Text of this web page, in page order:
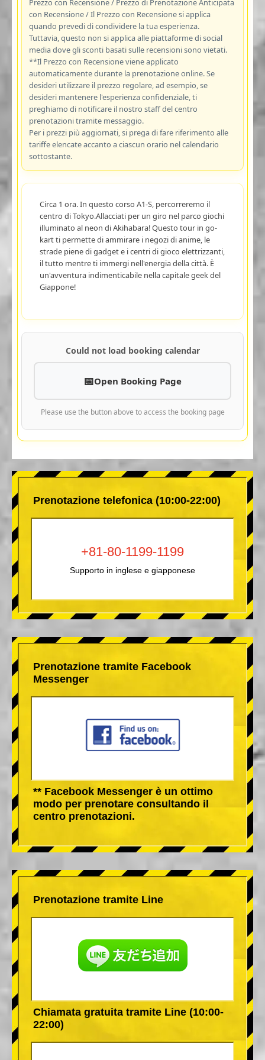
Prezzo con Recensione / Prezzo di Prenotazione Anticipata
con Recensione / Il Prezzo con Recensione si applica
quando prevedi di condividere la tua esperienza.
Tuttavia, questo non si applica alle piattaforme di social
media dove gli sconti basati sulle recensioni sono vietati.
**Il Prezzo con Recensione viene applicato
automaticamente durante la prenotazione online. Se
desideri utilizzare il prezzo regolare, ad esempio, se
desideri mantenere l'esperienza confidenziale, ti
preghiamo di notificare il nostro staff del centro
prenotazioni tramite messaggio.
Per i prezzi più aggiornati, si prega di fare riferimento alle
tariffe elencate accanto a ciascun orario nel calendario
sottostante.
Circa 1 ora. In questo corso A1-S, percorreremo il
centro di Tokyo.Allacciati per un giro nel parco giochi
illuminato al neon di Akihabara! Questo tour in go-
kart ti permette di ammirare i negozi di anime, le
strade piene di gadget e i centri di gioco elettrizzanti,
il tutto mentre ti immergi nell'energia della città. È
un'avventura indimenticabile nella capitale geek del
Giappone!
Could not load booking calendar
Open Booking Page
Please use the button above to access the booking page
Prenotazione telefonica (10:00-22:00)
+81-80-1199-1199
Supporto in inglese e giapponese
Prenotazione tramite Facebook
Messenger
** Facebook Messenger è un ottimo
modo per prenotare consultando il
centro prenotazioni.
Prenotazione tramite Line
Chiamata gratuita tramite Line (10:00-
22:00)